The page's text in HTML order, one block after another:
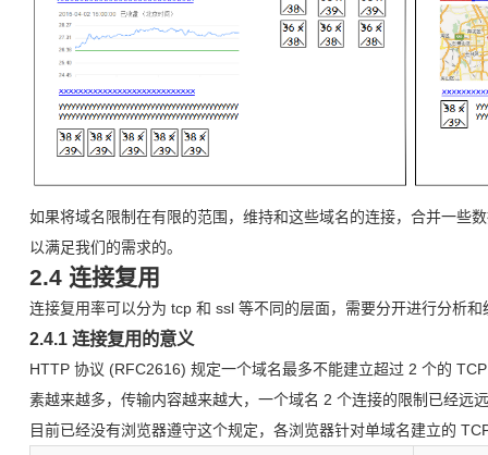
如果将域名限制在有限的范围，维持和这些域名的连接，合并一些
以满足我们的需求的。
2.4 连接复用
连接复用率可以分为 tcp 和 ssl 等不同的层面，需要分开进行分析和
2.4.1 连接复用的意义
HTTP 协议 (RFC2616) 规定一个域名最多不能建立超过 2 个的
素越来越多，传输内容越来越大，一个域名 2 个连接的限制已经远
目前已经没有浏览器遵守这个规定，各浏览器针对单域名建立的